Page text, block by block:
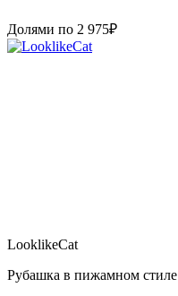
Долями по 2 975₽
LooklikeCat
Рубашка в пижамном стиле